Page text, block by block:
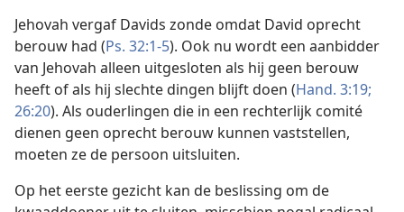
Jehovah vergaf Davids zonde omdat David oprecht
berouw had (Ps. 32:1-5). Ook nu wordt een aanbidder
van Jehovah alleen uitgesloten als hij geen berouw
heeft of als hij slechte dingen blijft doen (Hand. 3:19;
26:20). Als ouderlingen die in een rechterlijk comité
dienen geen oprecht berouw kunnen vaststellen,
moeten ze de persoon uitsluiten.
Op het eerste gezicht kan de beslissing om de